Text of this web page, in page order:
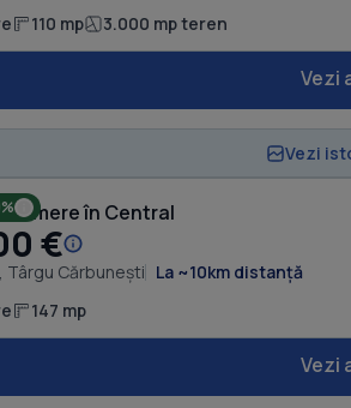
110 mp 3.000 mp teren
Vezi
Vezi
camere în Central
€
Târgu Cărbunești La ~10km distanță
147 mp
Vezi